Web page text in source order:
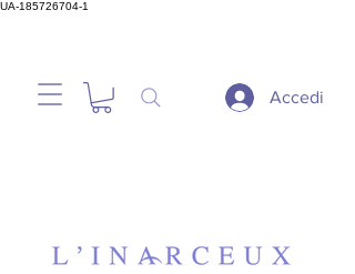
UA-185726704-1
Accedi